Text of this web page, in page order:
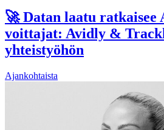
🚀 Datan laatu ratkaisee
voittajat: Avidly &
yhteistyöhön
Ajankohtaista